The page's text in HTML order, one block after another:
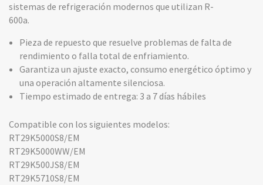
sistemas de refrigeración modernos que utilizan R-
600a.
Pieza de repuesto que resuelve problemas de falta de
rendimiento o falla total de enfriamiento.
Garantiza un ajuste exacto, consumo energético óptimo y
una operación altamente silenciosa.
Tiempo estimado de entrega: 3 a 7 días hábiles
Compatible con los siguientes modelos:
RT29K5000S8/EM
RT29K5000WW/EM
RT29K500JS8/EM
RT29K5710S8/EM